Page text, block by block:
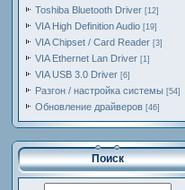
Toshiba Bluetooth Driver [12]
VIA High Definition Audio [19]
VIA Chipset / Card Reader [3]
VIA Ethernet Lan Driver [1]
VIA USB 3.0 Driver [6]
Разгон / настройка системы [54]
Обновление драйверов [46]
Поиск